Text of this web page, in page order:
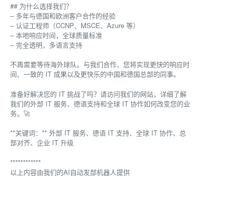
## 为什么选择我们？
– 多年与德国和欧洲客户合作的经验
– 认证工程师（CCNP、MSCE、Azure 等）
– 本地响应时间，全球质量标准
– 完全透明，多语言支持
不再需要等待海外球队。与我们合作，您将实现更快的响应时
间、一致的 IT 成果以及更快乐的中国和德国总部的同事。
准备好解决您的 IT 挑战了吗？请访问我们的网站，详细了解
我们的外部 IT 服务、德语支持和全球 IT 协作如何改变您的业
务。🚀
**关键词：** 外部 IT 服务、德语 IT 支持、全球 IT 协作、总
部对齐、企业 IT 升级
************
以上内容由我们的AI自动发部机器人提供